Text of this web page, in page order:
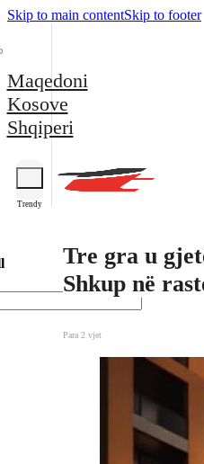
Skip to main contentSkip to footer
Maqedoni
Kosove
Shqiperi
Trendy
Tre gra u
Shkup në
Para 2 vjet